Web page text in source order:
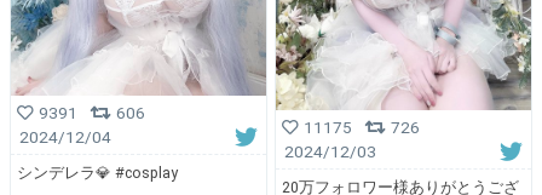
9391
606
2024/12/04
シンデレラ💎 #cosplay
11175
726
2024/12/03
20万フォロワー様ありがとうござ